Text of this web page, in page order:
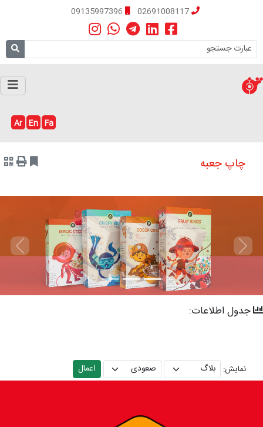
02691008117
09135997396
Ar En Fa
چاپ جعبه
جدول اطلاعات:
نمایش: